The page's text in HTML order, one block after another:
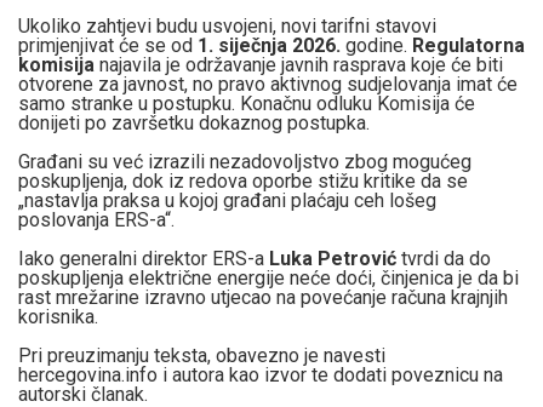
Ukoliko zahtjevi budu usvojeni, novi tarifni stavovi
primjenjivat će se od 1. siječnja 2026. godine. Regulatorna
komisija najavila je održavanje javnih rasprava koje će biti
otvorene za javnost, no pravo aktivnog sudjelovanja imat će
samo stranke u postupku. Konačnu odluku Komisija će
donijeti po završetku dokaznog postupka.
Građani su već izrazili nezadovoljstvo zbog mogućeg
poskupljenja, dok iz redova oporbe stižu kritike da se
„nastavlja praksa u kojoj građani plaćaju ceh lošeg
poslovanja ERS-a“.
Iako generalni direktor ERS-a Luka Petrović tvrdi da do
poskupljenja električne energije neće doći, činjenica je da bi
rast mrežarine izravno utjecao na povećanje računa krajnjih
korisnika.
Pri preuzimanju teksta, obavezno je navesti
hercegovina.info i autora kao izvor te dodati poveznicu na
autorski članak.